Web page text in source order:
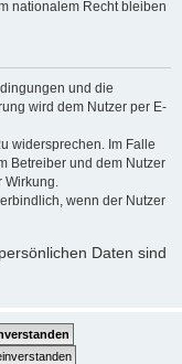
nationalem Recht bleiben
und die
wird dem Nutzer per E-
widersprechen. Im Falle
Betreiber und dem Nutzer
Wirkung.
wenn der Nutzer
Daten sind